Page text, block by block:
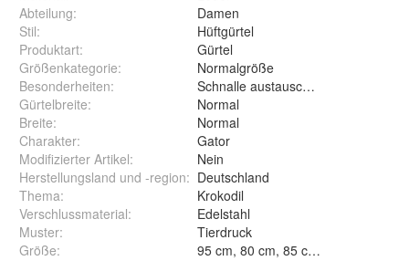
Abteilung:
Damen
Stil:
Hüftgürtel
Produktart:
Gürtel
Größenkategorie:
Normalgröße
Besonderheiten:
Schnalle austauschbar
Gürtelbreite:
Normal
Breite:
Normal
Charakter:
Gator
Modifizierter Artikel:
Nein
Herstellungsland und -region: Deutschland
Thema:
Krokodil
Verschlussmaterial:
Edelstahl
Muster:
Tierdruck
Größe: